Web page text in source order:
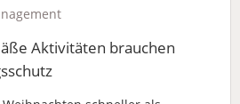
Aktivitäten brauchen